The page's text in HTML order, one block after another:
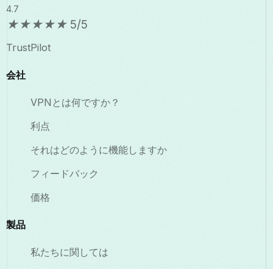
4.7
★★★★★ 5/5
TrustPilot
会社
VPNとは何ですか？
利点
それはどのように機能しますか
フィードバック
価格
製品
私たちに関しては